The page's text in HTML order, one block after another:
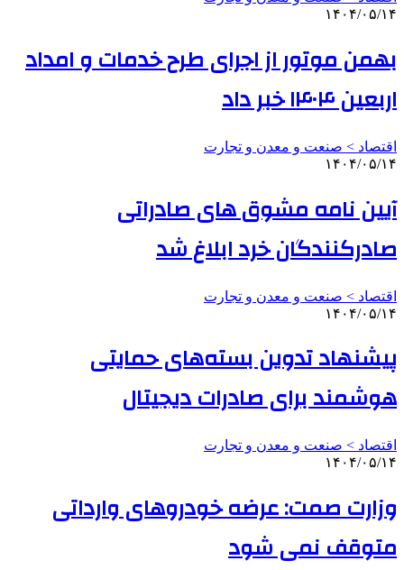
۱۴۰۴/۰۵/۱۴
بهمن موتور از اجرای طرح خدمات و امداد
اربعین ۱۴۰۴ خبر داد
اقتصاد > صنعت و معدن و تجارت
۱۴۰۴/۰۵/۱۴
آیین نامه مشوق های صادراتی
صادرکنندگان خرد ابلاغ شد
اقتصاد > صنعت و معدن و تجارت
۱۴۰۴/۰۵/۱۴
پیشنهاد تدوین بسته‌های حمایتی
هوشمند برای صادرات دیجیتال
اقتصاد > صنعت و معدن و تجارت
۱۴۰۴/۰۵/۱۴
وزارت صمت: عرضه خودروهای وارداتی
متوقف نمی شود